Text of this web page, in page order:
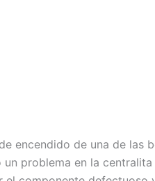
encendido de una de las
problema en la